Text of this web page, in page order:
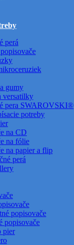
perá
gumy
versatilky
pera SWAROVSKI®
potreby
na CD
na fólie
na papier a flip
perá
popisovače
popisovače
pier